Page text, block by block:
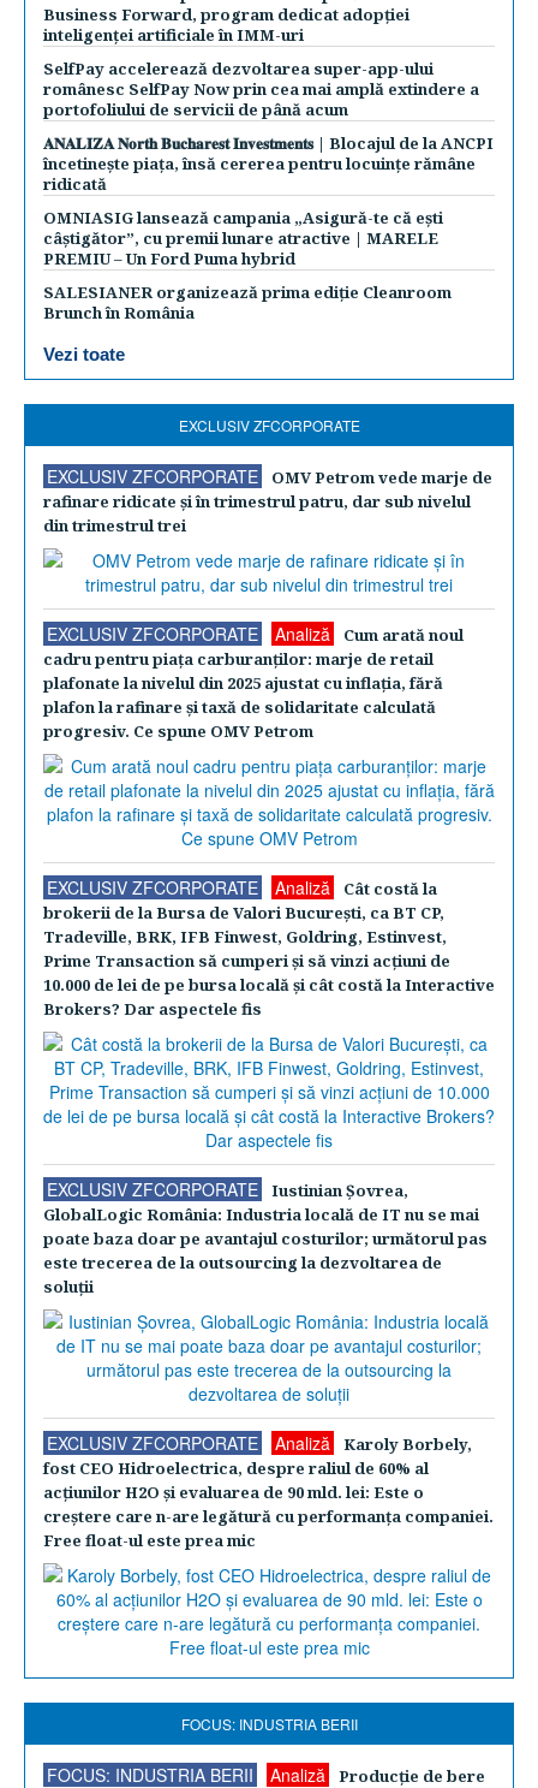
Business Forward, program dedicat adopției
inteligenței artificiale în IMM-uri
SelfPay accelerează dezvoltarea super-app-ului
românesc SelfPay Now prin cea mai amplă extindere a
portofoliului de servicii de până acum
𝐀𝐍𝐀𝐋𝐈𝐙𝐀 𝐍𝐨𝐫𝐭𝐡 𝐁𝐮𝐜𝐡𝐚𝐫𝐞𝐬𝐭 𝐈𝐧𝐯𝐞𝐬𝐭𝐦𝐞𝐧𝐭𝐬 | Blocajul de la ANCPI
încetinește piața, însă cererea pentru locuințe rămâne
ridicată
OMNIASIG lansează campania „Asigură-te că ești
câștigător”, cu premii lunare atractive | MARELE
PREMIU – Un Ford Puma hybrid
SALESIANER organizează prima ediție Cleanroom
Brunch în România
Vezi toate
EXCLUSIV ZFCORPORATE
EXCLUSIV ZFCORPORATE
OMV Petrom vede marje de
rafinare ridicate şi în trimestrul patru, dar sub nivelul
din trimestrul trei
EXCLUSIV ZFCORPORATE Analiză
Cum arată noul
cadru pentru piaţa carburanţilor: marje de retail
plafonate la nivelul din 2025 ajustat cu inflaţia, fără
plafon la rafinare şi taxă de solidaritate calculată
progresiv. Ce spune OMV Petrom
EXCLUSIV ZFCORPORATE Analiză
Cât costă la
brokerii de la Bursa de Valori Bucureşti, ca BT CP,
Tradeville, BRK, IFB Finwest, Goldring, Estinvest,
Prime Transaction să cumperi şi să vinzi acţiuni de
10.000 de lei de pe bursa locală şi cât costă la Interactive
Brokers? Dar aspectele fis
EXCLUSIV ZFCORPORATE
Iustinian Şovrea,
GlobalLogic România: Industria locală de IT nu se mai
poate baza doar pe avantajul costurilor; următorul pas
este trecerea de la outsourcing la dezvoltarea de
soluţii
EXCLUSIV ZFCORPORATE Analiză
Karoly Borbely,
fost CEO Hidroelectrica, despre raliul de 60% al
acţiunilor H2O şi evaluarea de 90 mld. lei: Este o
creştere care n-are legătură cu performanţa companiei.
Free float-ul este prea mic
FOCUS: INDUSTRIA BERII
FOCUS: INDUSTRIA BERII Analiză
Producţie de bere